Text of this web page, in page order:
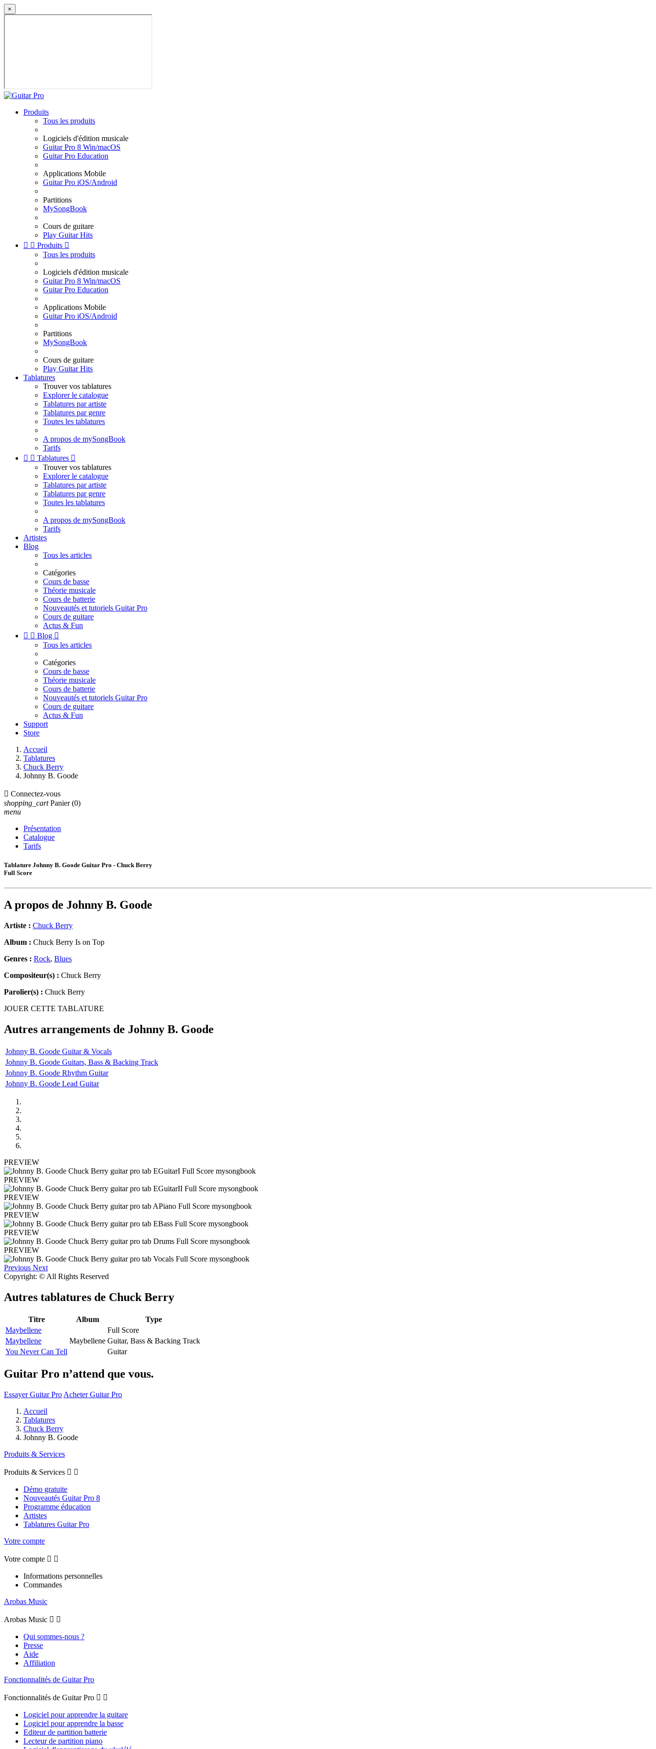
×
Produits
Tous les produits
Logiciels d'édition musicale
Guitar Pro 8 Win/macOS
Guitar Pro Education
Applications Mobile
Guitar Pro iOS/Android
Partitions
MySongBook
Cours de guitare
Play Guitar Hits
  Produits 
Tous les produits
Logiciels d'édition musicale
Guitar Pro 8 Win/macOS
Guitar Pro Education
Applications Mobile
Guitar Pro iOS/Android
Partitions
MySongBook
Cours de guitare
Play Guitar Hits
Tablatures
Trouver vos tablatures
Explorer le catalogue
Tablatures par artiste
Tablatures par genre
Toutes les tablatures
A propos de mySongBook
Tarifs
  Tablatures 
Trouver vos tablatures
Explorer le catalogue
Tablatures par artiste
Tablatures par genre
Toutes les tablatures
A propos de mySongBook
Tarifs
Artistes
Blog
Tous les articles
Catégories
Cours de basse
Théorie musicale
Cours de batterie
Nouveautés et tutoriels Guitar Pro
Cours de guitare
Actus & Fun
  Blog 
Tous les articles
Catégories
Cours de basse
Théorie musicale
Cours de batterie
Nouveautés et tutoriels Guitar Pro
Cours de guitare
Actus & Fun
Support
Store
Accueil
Tablatures
Chuck Berry
Johnny B. Goode
 Connectez-vous
shopping_cart Panier (0)
menu
Présentation
Catalogue
Tarifs
Tablature Johnny B. Goode Guitar Pro - Chuck Berry
Full Score
A propos de Johnny B. Goode
Artiste : Chuck Berry
Album : Chuck Berry Is on Top
Genres : Rock, Blues
Compositeur(s) : Chuck Berry
Parolier(s) : Chuck Berry
JOUER CETTE TABLATURE
Autres arrangements de Johnny B. Goode
Johnny B. Goode Guitar & Vocals
Johnny B. Goode Guitars, Bass & Backing Track
Johnny B. Goode Rhythm Guitar
Johnny B. Goode Lead Guitar
PREVIEW
PREVIEW
PREVIEW
PREVIEW
PREVIEW
PREVIEW
Previous Next
Copyright: © All Rights Reserved
Autres tablatures de Chuck Berry
Titre Album
Type
Maybellene
Full Score
Maybellene
Maybellene Guitar, Bass & Backing Track
You Never Can Tell
Guitar
Guitar Pro n’attend que vous.
Essayer Guitar Pro Acheter Guitar Pro
Accueil
Tablatures
Chuck Berry
Johnny B. Goode
Produits & Services
Produits & Services  
Démo gratuite
Nouveautés Guitar Pro 8
Programme éducation
Artistes
Tablatures Guitar Pro
Votre compte
Votre compte  
Informations personnelles
Commandes
Arobas Music
Arobas Music  
Qui sommes-nous ?
Presse
Aide
Affiliation
Fonctionnalités de Guitar Pro
Fonctionnalités de Guitar Pro  
Logiciel pour apprendre la guitare
Logiciel pour apprendre la basse
Editeur de partition batterie
Lecteur de partition piano